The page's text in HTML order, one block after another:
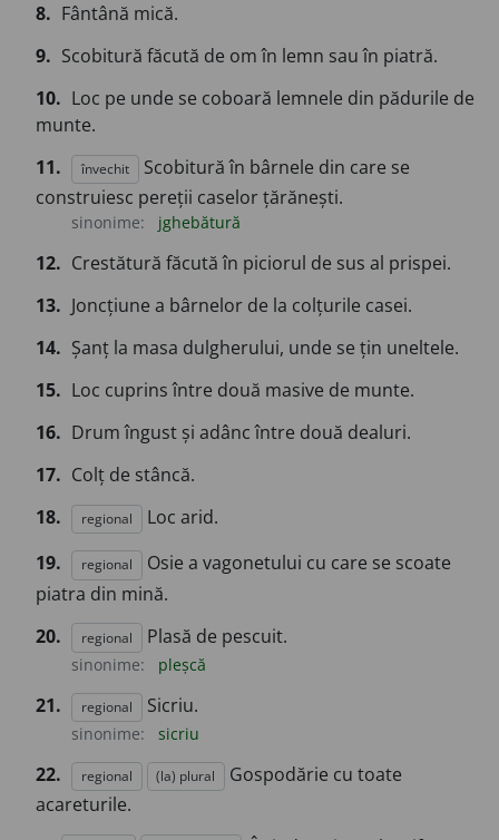
8. Fântână mică.
9. Scobitură făcută de om în lemn sau în piatră.
10. Loc pe unde se coboară lemnele din pădurile de
munte.
11.
învechit
Scobitură în bârnele din care se
construiesc pereții caselor țărănești.
sinonime: jghebătură
12. Crestătură făcută în piciorul de sus al prispei.
13. Joncțiune a bârnelor de la colțurile casei.
14. Șanț la masa dulgherului, unde se țin uneltele.
15. Loc cuprins între două masive de munte.
16. Drum îngust și adânc între două dealuri.
17. Colț de stâncă.
18.
regional
Loc arid.
19.
regional
Osie a vagonetului cu care se scoate
piatra din mină.
20.
regional Plasă de pescuit.
sinonime: pleșcă
21. regional Sicriu.
sinonime: sicriu
22. regional (la) plural
Gospodărie cu toate
acareturile.